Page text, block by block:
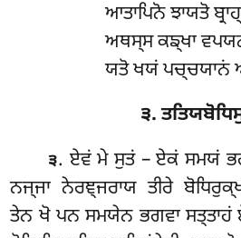
ਆਤਾਪਿਨੋਝਾਯਤੋ
ਅਥਸ੍ਸ ਕਙ੍ਖਾ
ਯਤੋ ਖਯਂ ਪਚ੍ਚਯਾਨਂ
੩.
੩. ਏਵਂਮੇ ਸੁਤਂ – ਏਕਂ ਸਮਯਂ
ਨਜ੍ਜਾ ਨੇਰਞ੍ਜਰਾਯ ਤੀਰੇ
ਤੇਨ ਖੋ ਪਨ ਸਮਯੇਨਭਗਵਾ